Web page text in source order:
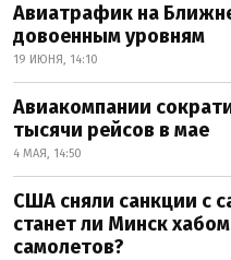
Авиатрафик на
довоенным уровням
19 ИЮНЯ, 14:10
Авиакомпании
тысячи рейсов в мае
4 МАЯ, 14:50
США сняли санкции с
станет ли Минск
самолетов?